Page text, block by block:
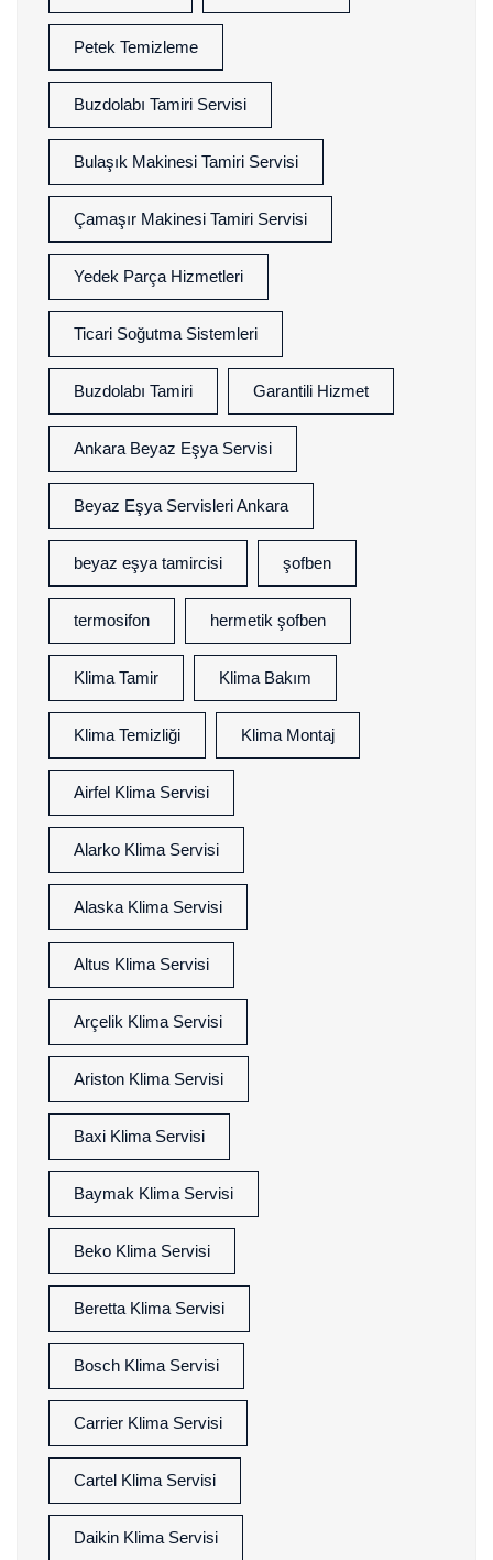
Petek Temizleme
Buzdolabı Tamiri Servisi
Bulaşık Makinesi Tamiri Servisi
Çamaşır Makinesi Tamiri Servisi
Yedek Parça Hizmetleri
Ticari Soğutma Sistemleri
Buzdolabı Tamiri Garantili Hizmet
Ankara Beyaz Eşya Servisi
Beyaz Eşya Servisleri Ankara
beyaz eşya tamircisi şofben
termosifon hermetik şofben
Klima Tamir Klima Bakım
Klima Temizliği Klima Montaj
Airfel Klima Servisi
Alarko Klima Servisi
Alaska Klima Servisi
Altus Klima Servisi
Arçelik Klima Servisi
Ariston Klima Servisi
Baxi Klima Servisi
Baymak Klima Servisi
Beko Klima Servisi
Beretta Klima Servisi
Bosch Klima Servisi
Carrier Klima Servisi
Cartel Klima Servisi
Daikin Klima Servisi